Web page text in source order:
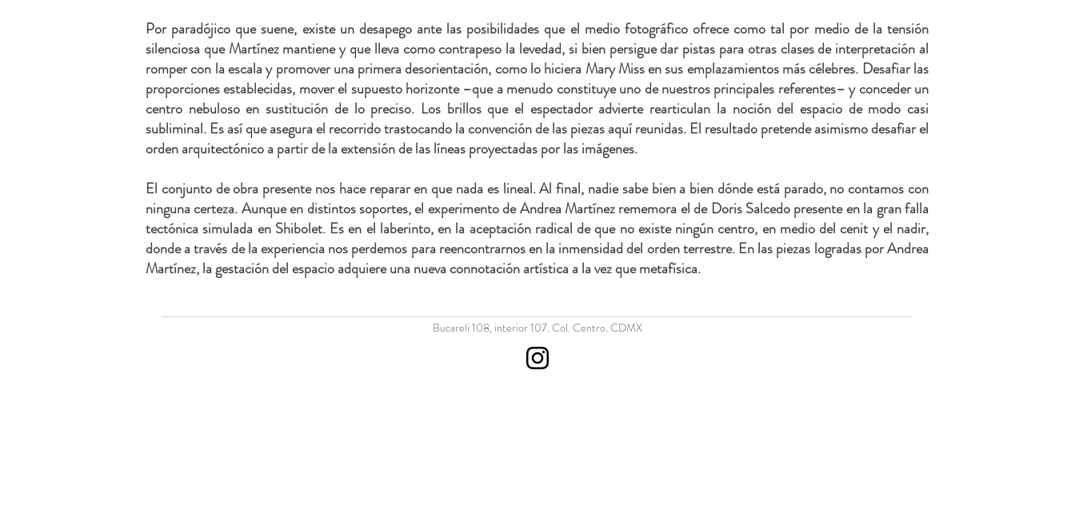
Por paradójico que suene, existe un desapego ante las posibilidades que el medio fotográfico ofrece como tal por medio de la tensión
silenciosa que Martínez mantiene y que lleva como contrapeso la levedad, si bien persigue dar pistas para otras clases de interpretación al
romper con la escala y promover una primera desorientación, como lo hiciera Mary Miss en sus emplazamientos más célebres. Desafiar las
proporciones establecidas, mover el supuesto horizonte –que a menudo constituye uno de nuestros principales referentes– y conceder un
centro nebuloso en sustitución de lo preciso. Los brillos que el espectador advierte rearticulan la noción del espacio de modo casi
subliminal. Es así que asegura el recorrido trastocando la convención de las piezas aquí reunidas. El resultado pretende asimismo desafiar el
orden arquitectónico a partir de la extensión de las líneas proyectadas por las imágenes.
El conjunto de obra presente nos hace reparar en que nada es lineal. Al final, nadie sabe bien a bien dónde está parado, no contamos con
ninguna certeza. Aunque en distintos soportes, el experimento de Andrea Martínez rememora el de Doris Salcedo presente en la gran falla
tectónica simulada en Shibolet. Es en el laberinto, en la aceptación radical de que no existe ningún centro, en medio del cenit y el nadir,
donde a través de la experiencia nos perdemos para reencontrarnos en la inmensidad del orden terrestre. En las piezas logradas por Andrea
Martínez, la gestación del espacio adquiere una nueva connotación artística a la vez que metafísica.
Bucareli 108, interior 107. Col. Centro. CDMX